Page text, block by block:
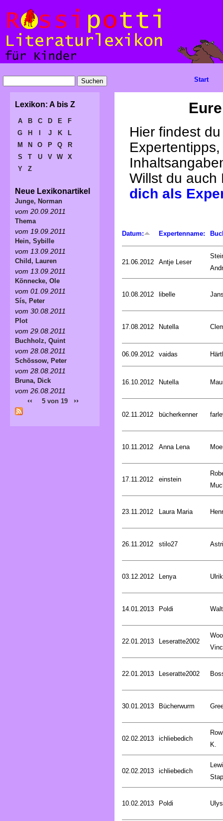
Hier findest
Willst du
dich als
Datum: Expertenname:
21.06.2012 Antje Leser
10.08.2012 libelle
17.08.2012 Nutella
06.09.2012 vaidas
16.10.2012 Nutella
02.11.2012 bücherkenner
10.11.2012 Anna Lena
17.11.2012 einstein
23.11.2012 Laura Maria
26.11.2012 stilo27
03.12.2012 Lenya
14.01.2013 Poldi
22.01.2013 Leseratte2002
22.01.2013 Leseratte2002
30.01.2013 Bücherwurm
02.02.2013 ichliebedich
K.
02.02.2013 ichliebedich
10.02.2013 Poldi
Start
Lexikon: A bis Z
A B C D E
F
G
H J K
L
M
N O P Q
R
S
T U V W
X
Y
Z
Neue Lexikonartikel
Junge, Norman
vom 20.09.2011
Thema
vom 19.09.2011
Hein, Sybille
vom 13.09.2011
Child, Lauren
vom 13.09.2011
Könnecke, Ole
vom 01.09.2011
Sís, Peter
vom 30.08.2011
Plot
vom 29.08.2011
Buchholz, Quint
vom 28.08.2011
Schössow, Peter
vom 28.08.2011
Bruna, Dick
vom 26.08.2011
‹‹ 5 von 19 ››